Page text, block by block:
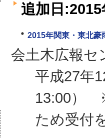
追加日
2015年関東・東北
会土木広報セ
平成27年
13:00）
ため受付